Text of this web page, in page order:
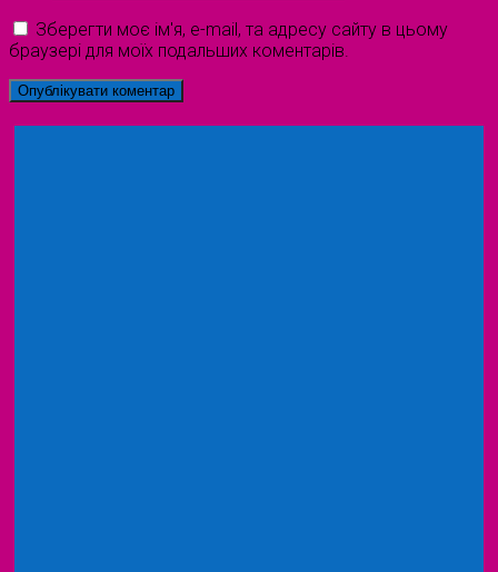
Зберегти моє ім'я, e-mail, та адресу сайту в цьому
браузері для моїх подальших коментарів.